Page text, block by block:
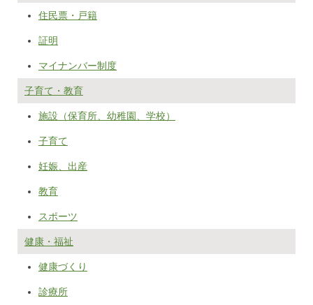
住民票・戸籍
証明
マイナンバー制度
子育て・教育
施設（保育所、幼稚園、学校）
子育て
妊娠、出産
教育
スポーツ
健康・福祉
健康づくり
診療所